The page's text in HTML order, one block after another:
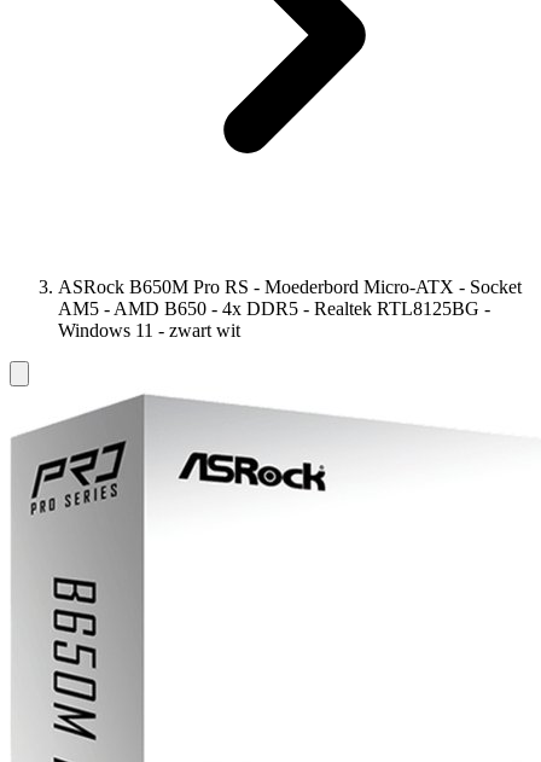
ASRock B650M Pro RS - Moederbord Micro-ATX - Socket
AM5 - AMD B650 - 4x DDR5 - Realtek RTL8125BG -
Windows 11 - zwart wit